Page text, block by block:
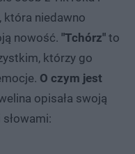
, która niedawno
nowość. "Tchórz" to
którzy go
O czym jest
opisała swoją